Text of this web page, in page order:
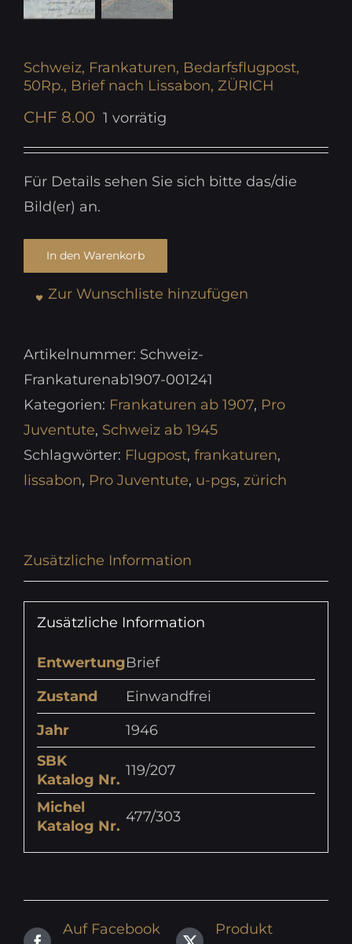
Schweiz, Frankaturen, Bedarfsflugpost,
50Rp., Brief nach Lissabon, ZÜRICH
CHF 8.00 1 vorrätig
Für Details sehen Sie sich bitte das/die
Bild(er) an.
In den Warenkorb
Zur Wunschliste hinzufügen
Artikelnummer: Schweiz-
Frankaturenab1907-001241
Kategorien: Frankaturen ab 1907, Pro
Juventute, Schweiz ab 1945
Schlagwörter: Flugpost, frankaturen,
lissabon, Pro Juventute, u-pgs, zürich
Zusätzliche Information
Zusätzliche Information
EntwertungBrief
Zustand
Einwandfrei
Jahr
1946
SBK
Katalog Nr.
119/207
Michel
Katalog Nr.
477/303
Auf Facebook
Produkt